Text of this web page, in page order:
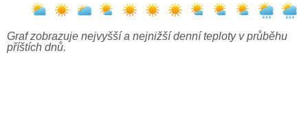
Graf zobrazuje nejvyšší a nejnižší denní teploty v průběhu
příštích dnů.